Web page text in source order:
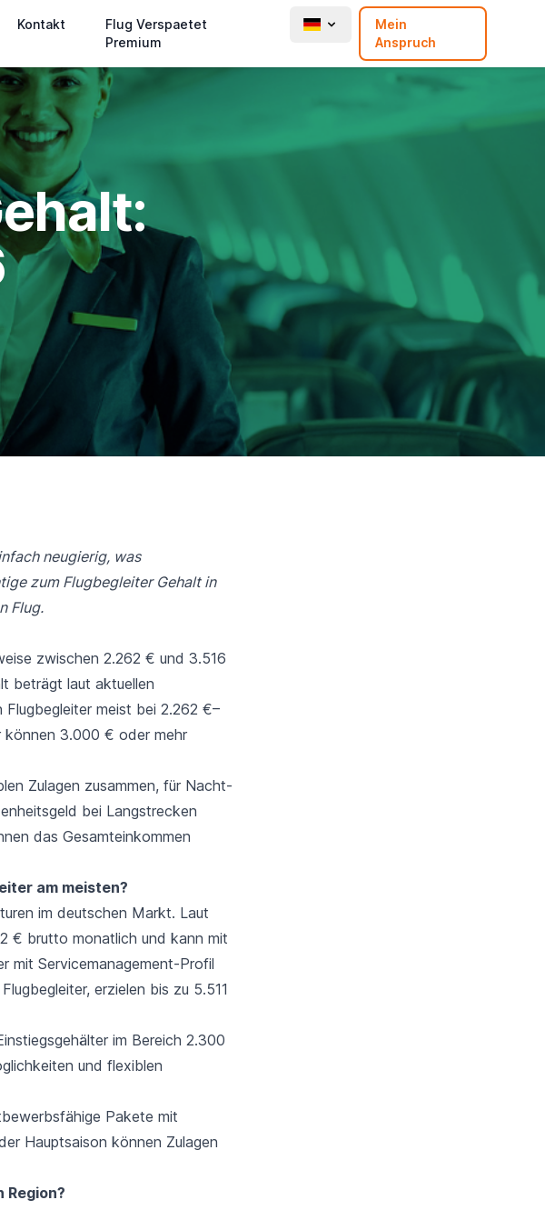
Kontakt
Flug Verspaetet
Premium
Mein
Anspruch
neugierig, was
zum Flugbegleiter Gehalt in
Flug.
zwischen 2.262 € und 3.516
beträgt laut aktuellen
meist bei 2.262 €–
3.000 € oder mehr
Zulagen zusammen, für Nacht-
bei Langstrecken
das Gesamteinkommen
am meisten?
im deutschen Markt. Laut
€ brutto monatlich und kann mit
mit Servicemanagement-Profil
erzielen bis zu 5.511
im Bereich 2.300
und flexiblen
Pakete mit
Hauptsaison können Zulagen
Region?